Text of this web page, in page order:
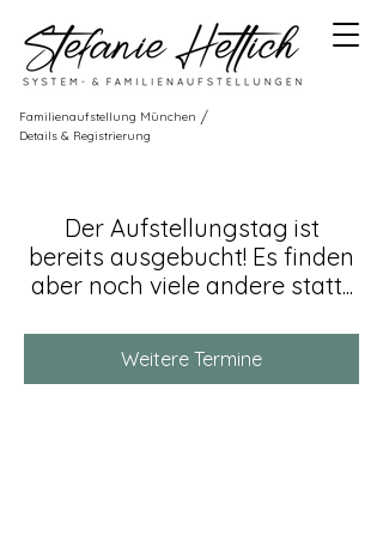
Familienaufstellung München /
Details & Registrierung
Der Aufstellungstag ist
bereits ausgebucht! Es finden
aber noch viele andere statt...
Weitere Termine